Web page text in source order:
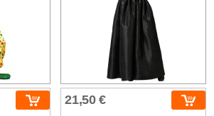
21,50 €